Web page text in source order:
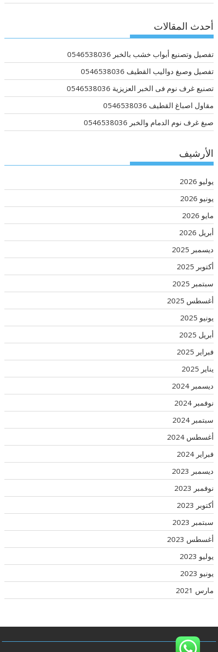
أحدث المقالات
تفصيل وتصنيع أبواب خشب بالخبر 0546538036
تفصيل وصبغ دواليب القطيف 0546538036
تصنيع غرف نوم فى الخبر العزيزية 0546538036
مقاول اصباغ القطيف 0546538036
صبغ غرف نوم الدمام والخبر 0546538036
الأرشيف
يوليو 2026
يونيو 2026
مايو 2026
أبريل 2026
ديسمبر 2025
أكتوبر 2025
سبتمبر 2025
أغسطس 2025
يونيو 2025
أبريل 2025
فبراير 2025
يناير 2025
ديسمبر 2024
نوفمبر 2024
سبتمبر 2024
أغسطس 2024
فبراير 2024
ديسمبر 2023
نوفمبر 2023
أكتوبر 2023
سبتمبر 2023
أغسطس 2023
يوليو 2023
يونيو 2023
مارس 2021